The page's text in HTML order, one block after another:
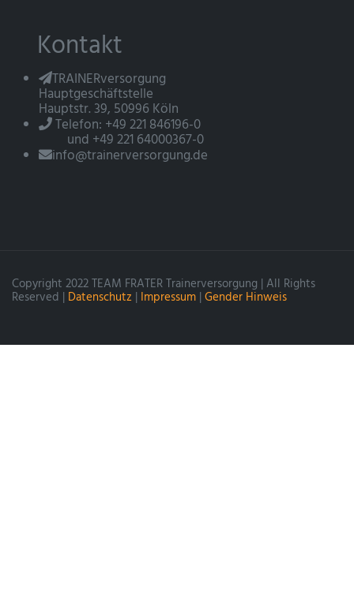
Kontakt
TRAINERversorgung
Hauptgeschäftstelle
Hauptstr. 39, 50996 Köln
Telefon: +49 221 846196-0
und +49 221 64000367-0
info@trainerversorgung.de
Copyright 2022 TEAM FRATER Trainerversorgung | All Rights
Reserved | Datenschutz | Impressum | Gender Hinweis